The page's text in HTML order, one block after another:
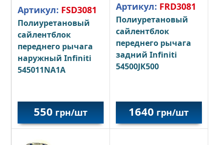
Артикул: FSD3081
Полиуретановый
сайлентблок
переднего рычага
наружный Infiniti
545011NA1A
550 грн/шт
Артикул: FRD3081
Полиуретановый
сайлентблок
переднего рычага
задний Infiniti
54500JK500
1640 грн/шт